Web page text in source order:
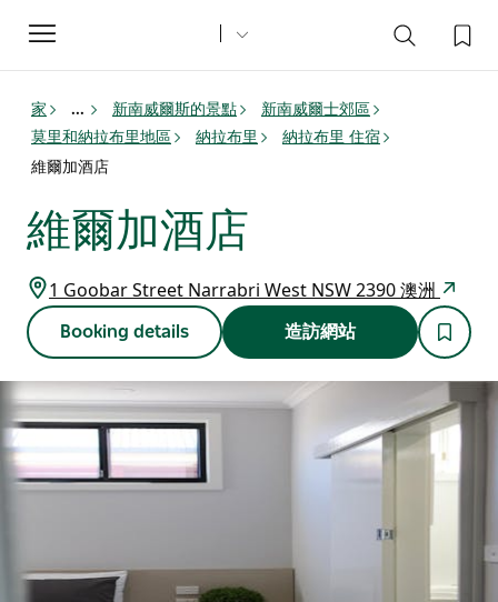
Toggle
navigation
家 ... 新南威爾斯的景點
新南威爾士郊區
莫里和納拉布里地區
納拉布里
納拉布里 住宿
維爾加酒店
維爾加酒店
1 Goobar Street Narrabri West NSW 2390 澳洲
Booking details 造訪網站